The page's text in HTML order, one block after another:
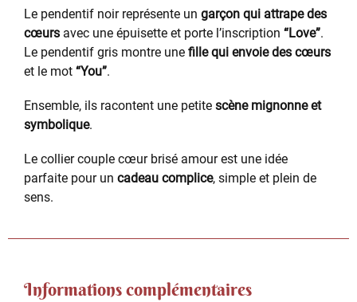
Le pendentif noir représente un garçon qui attrape des
cœurs avec une épuisette et porte l’inscription “Love”.
Le pendentif gris montre une fille qui envoie des cœurs
et le mot “You”.
Ensemble, ils racontent une petite scène mignonne et
symbolique.
Le collier couple cœur brisé amour est une idée
parfaite pour un cadeau complice, simple et plein de
sens.
Informations complémentaires